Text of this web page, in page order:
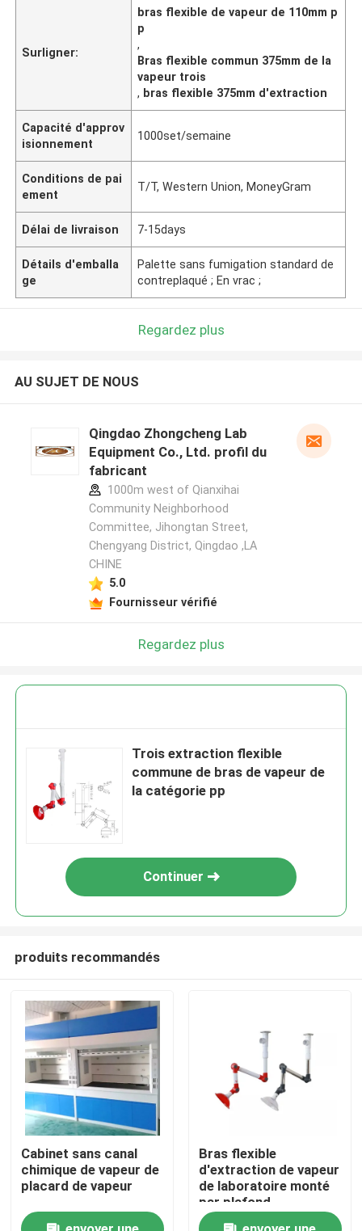
Maison
Produits
Au sujet de nous
Surligner:
bras flexible de vapeur de 110mm p
p
,
Bras flexible commun 375mm de la
vapeur trois
, bras flexible 375mm d'extraction
Capacité d'approv
isionnement
1000set/semaine
Conditions de pai
ement
T/T, Western Union, MoneyGram
Délai de livraison 7-15days
Détails d'emballa
ge
Palette sans fumigation standard de
contreplaqué ; En vrac ;
Regardez plus
AU SUJET DE NOUS
Qingdao Zhongcheng Lab
Equipment Co., Ltd. profil du
fabricant
1000m west of Qianxihai
Community Neighborhood
Committee, Jihongtan Street,
Chengyang District, Qingdao ,LA
CHINE
5.0
Fournisseur vérifié
Regardez plus
Trois extraction flexible
commune de bras de vapeur de
la catégorie pp
Continuer
produits recommandés
Cabinet sans canal
chimique de vapeur de
placard de vapeur
Bras flexible
d'extraction de vapeur
de laboratoire monté
par plafond